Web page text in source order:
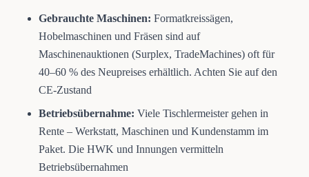
Gebrauchte Maschinen: Formatkreissägen,
Hobelmaschinen und Fräsen sind auf
Maschinenauktionen (Surplex, TradeMachines) oft für
40–60 % des Neupreises erhältlich. Achten Sie auf den
CE-Zustand
Betriebsübernahme: Viele Tischlermeister gehen in
Rente – Werkstatt, Maschinen und Kundenstamm im
Paket. Die HWK und Innungen vermitteln
Betriebsübernahmen